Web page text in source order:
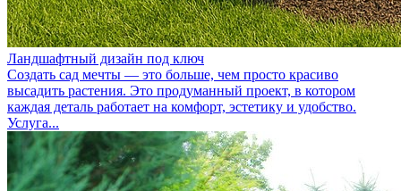
Ландшафтный дизайн под ключ
Создать сад мечты — это больше, чем просто красиво
высадить растения. Это продуманный проект, в котором
каждая деталь работает на комфорт, эстетику и удобство.
Услуга...